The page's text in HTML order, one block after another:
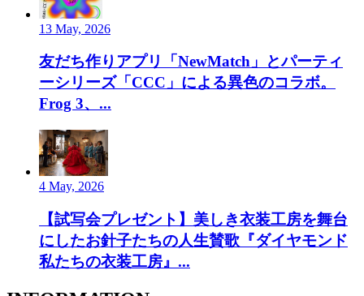
13 May, 2026
友だち作りアプリ「NewMatch」とパーティ
ーシリーズ「CCC」による異色のコラボ。
Frog 3、...
4 May, 2026
【試写会プレゼント】美しき衣装工房を舞台
にしたお針子たちの人生賛歌『ダイヤモンド
私たちの衣装工房』...